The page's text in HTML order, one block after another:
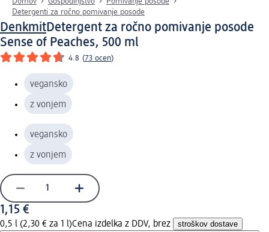
Detergenti za ročno pomivanje posode
DenkmitDetergent za ročno pomivanje posode
Sense of Peaches, 500 ml
4.8 (73 ocen)
vegansko
z vonjem
vegansko
z vonjem
1,15 €
0,5 l (2,30 € za 1 l)Cena izdelka z DDV, brez stroškov dostave